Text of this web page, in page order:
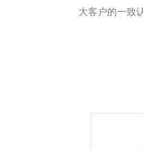
大客户的一致